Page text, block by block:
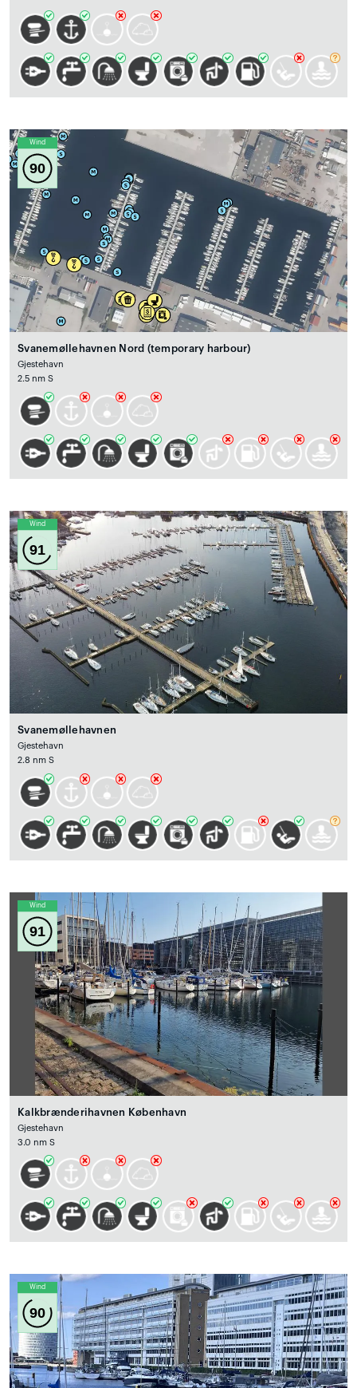
Wind
90
Svanemøllehavnen Nord (temporary harbour)
Gjestehavn
2.5 nm S
Wind
91
Svanemøllehavnen
Gjestehavn
2.8 nm S
Wind
91
Kalkbrænderihavnen København
Gjestehavn
3.0 nm S
Wind
90